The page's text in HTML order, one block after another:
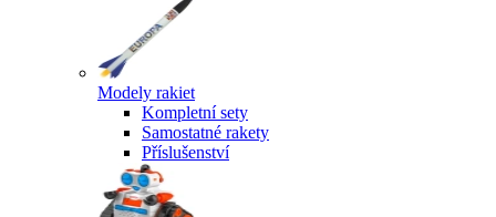
Modely rakiet
Kompletní sety
Samostatné rakety
Příslušenství